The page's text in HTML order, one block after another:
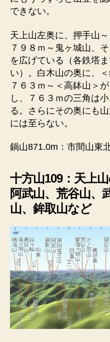
できない。
天上山左奥に、押手山
７９８ｍ～鬼ヶ城山、
を広げている（各鉄塔
い）。白木山の奥に、
７６３ｍ～＜高鉢山＞
し、７６３ｍの三角は
る。さらにその奥にも
には至らない。
鍋山871.0m：市間山東
十方山109：天上
阿武山、荒谷山、
山、鉾取山など